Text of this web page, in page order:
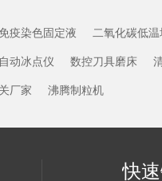
免疫染色固定液 二氧化碳低
动冰点仪 数控刀具磨床
厂家 沸腾制粒机
快